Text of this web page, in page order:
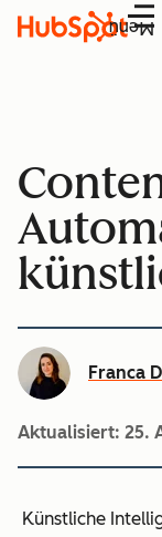
Menü
Franca
Aktualisiert: 25.
Künstliche